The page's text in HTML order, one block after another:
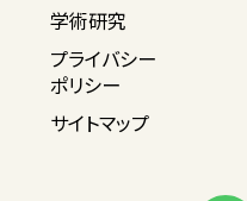
学術研究
プライバシー
ポリシー
サイトマップ